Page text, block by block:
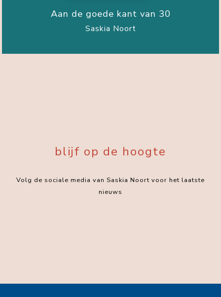
Aan de goede kant van 30
Saskia Noort
blijf op de hoogte
Volg de sociale media van Saskia Noort voor het laatste
nieuws